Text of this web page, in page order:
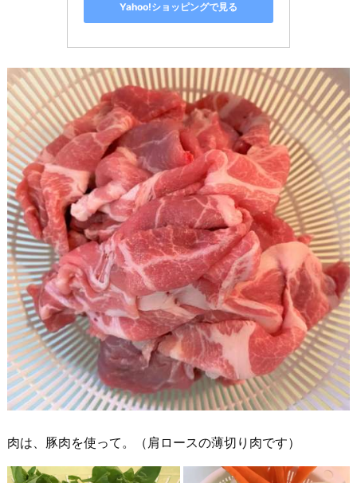
Yahoo!ショッピングで見る
肉は、豚肉を使って。（肩ロースの薄切り肉です）